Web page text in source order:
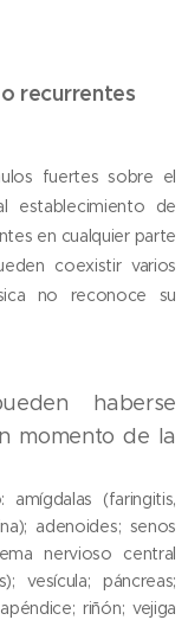
recurrentes
fuertes sobre el
establecimiento de
en cualquier parte
coexistir varios
no reconoce su
haberse
momento de la
(faringitis,
adenoides; senos
nervioso central
vesícula; páncreas;
riñón; vejiga